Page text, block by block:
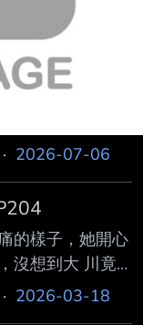
· 2026-07-06
的樣子，她開心
沒想到大 川竟
是秀琴決定要阿
· 2026-03-18